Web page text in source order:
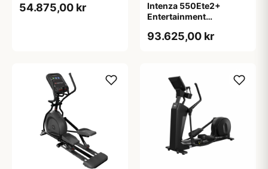
54.875,00 kr
Intenza 550Ete2+
Entertainment
93.625,00 kr